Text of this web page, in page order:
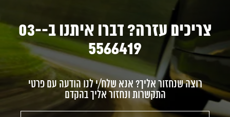
צריכים עזרה? דברו איתנו ב-03-
5566419
רוצה שנחזור אליך? אנא שלח/י לנו הודעה עם פרטי
התקשרות ונחזור אליך בהקדם